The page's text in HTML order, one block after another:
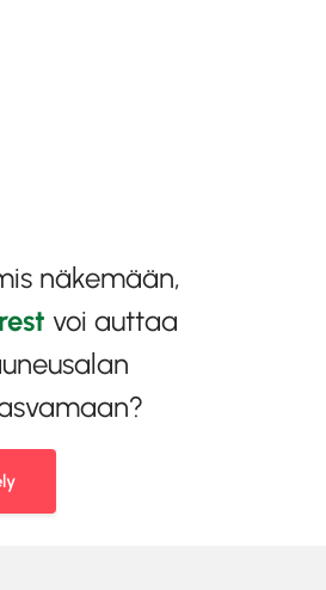
näkemään,
voi auttaa